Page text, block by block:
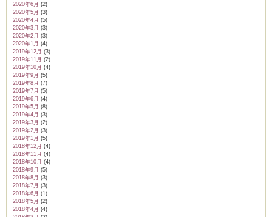
2020年6月 (2)
2020年5月 (3)
2020年4月 (5)
2020年3月 (3)
2020年2月 (3)
2020年1月 (4)
2019年12月 (3)
2019年11月 (2)
2019年10月 (4)
2019年9月 (5)
2019年8月 (7)
2019年7月 (5)
2019年6月 (4)
2019年5月 (8)
2019年4月 (3)
2019年3月 (2)
2019年2月 (3)
2019年1月 (5)
2018年12月 (4)
2018年11月 (4)
2018年10月 (4)
2018年9月 (5)
2018年8月 (3)
2018年7月 (3)
2018年6月 (1)
2018年5月 (2)
2018年4月 (4)